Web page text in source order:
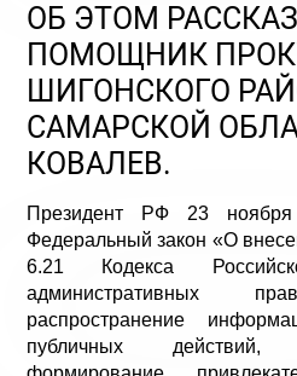
ОБ ЭТОМ
ПОМОЩНИК
ШИГОНСКОГО
САМАРСКОЙ
КОВАЛЕВ.
Президент РФ 23
Федеральный закон «О
6.21 Кодекса
административных
распространение
публичных